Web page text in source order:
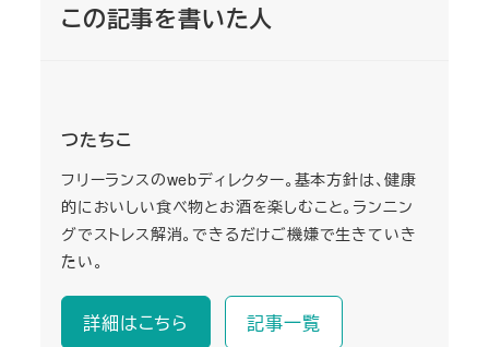
この記事を書いた人
つたちこ
フリーランスのwebディレクター。基本方針は、健康
的においしい食べ物とお酒を楽しむこと。ランニン
グでストレス解消。できるだけご機嫌で生きていき
たい。
詳細はこちら 記事一覧